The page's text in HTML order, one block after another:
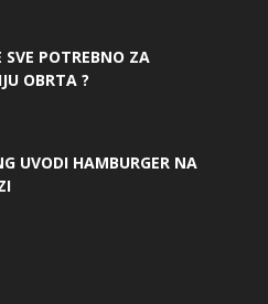
SVE POTREBNO ZA
OBRTA ?
UVODI HAMBURGER NA